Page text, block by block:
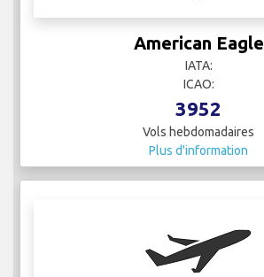
American Eagle
IATA:
ICAO:
3952
Vols hebdomadaires
Plus d'information